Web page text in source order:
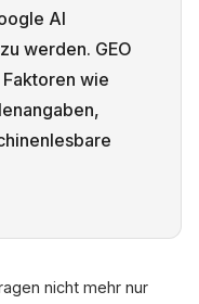
AI
werden. GEO
wie
nicht mehr nur